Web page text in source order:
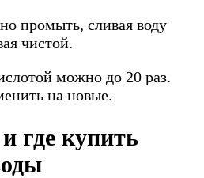
промыть, сливая воду
чистой.
можно до 20 раз.
на новые.
где купить